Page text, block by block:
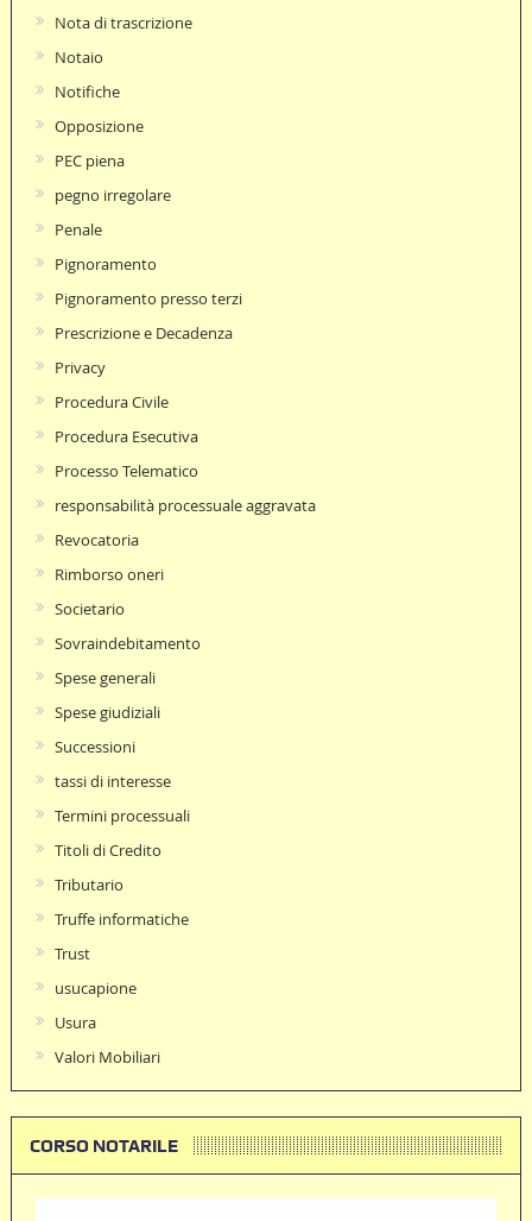
Nota di trascrizione
Notaio
Notifiche
Opposizione
PEC piena
pegno irregolare
Penale
Pignoramento
Pignoramento presso terzi
Prescrizione e Decadenza
Privacy
Procedura Civile
Procedura Esecutiva
Processo Telematico
responsabilità processuale aggravata
Revocatoria
Rimborso oneri
Societario
Sovraindebitamento
Spese generali
Spese giudiziali
Successioni
tassi di interesse
Termini processuali
Titoli di Credito
Tributario
Truffe informatiche
Trust
usucapione
Usura
Valori Mobiliari
CORSO NOTARILE